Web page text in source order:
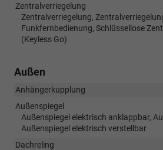
Zentralverriegelung
Zentralverriegelung,
Funkfernbedienung, Schlüssellose
(Keyless Go)
Außen
Anhängerkupplung
Außenspiegel
Außenspiegel elektrisch anklappbar,
Außenspiegel elektrisch verstellbar
Dachreling